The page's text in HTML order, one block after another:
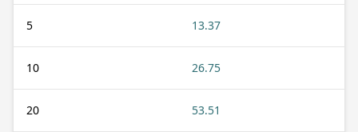
5 13.37
10 26.75
20 53.51